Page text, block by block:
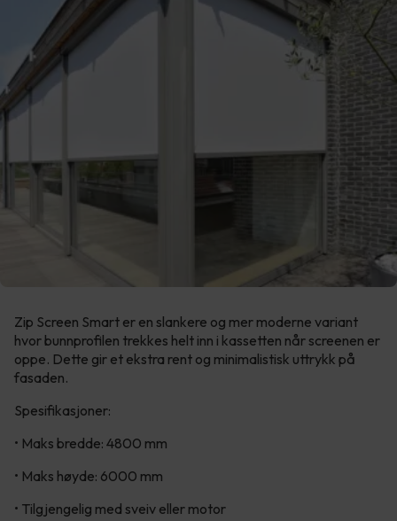
Zip Screen Smart er en slankere og mer moderne variant
hvor bunnprofilen trekkes helt inn i kassetten når screenen er
oppe. Dette gir et ekstra rent og minimalistisk uttrykk på
fasaden.
Spesifikasjoner:
• Maks bredde: 4800 mm
• Maks høyde: 6000 mm
• Tilgjengelig med sveiv eller motor